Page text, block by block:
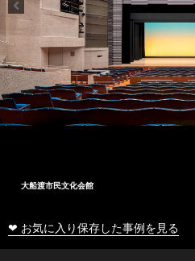
大船渡市民文化会館
❤ お気に入り保存した事例を見る